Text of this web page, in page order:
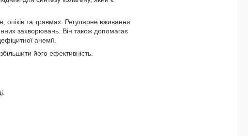
опіків та травмах. Регулярне вживання
захворювань. Він також допомагає
анемії.
його ефективність.